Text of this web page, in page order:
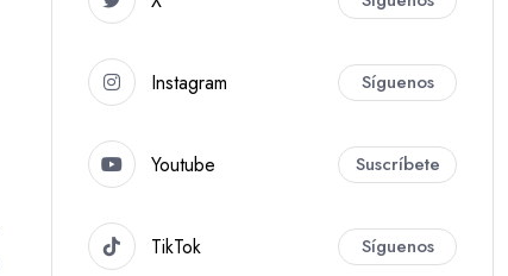
Instagram Síguenos
Youtube Suscríbete
TikTok Síguenos